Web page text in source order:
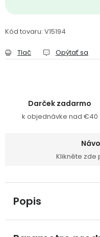
Kód tovaru: V15194
Tlač Opýtať sa
Darček zadarmo
k objednávke nad €40
Klikněte zde
Popis